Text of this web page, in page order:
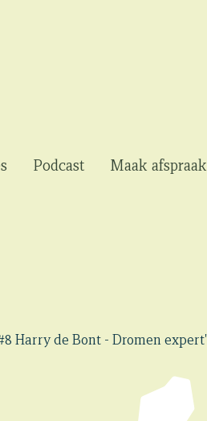
Podcast Maak afspraak